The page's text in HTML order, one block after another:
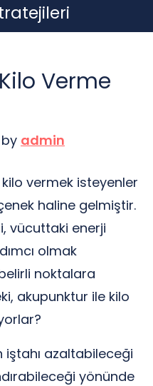
Verme
by admin
vermek isteyenler
haline gelmiştir.
vücuttaki enerji
olmak
noktalara
akupunktur ile kilo
iştahı azaltabileceği
yönünde